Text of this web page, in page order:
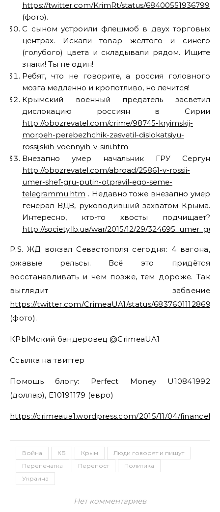
https://twitter.com/KrimRt/status/
(фото).
С сыном устроили флешмоб в двух торговых
центрах. Искали товар жёлтого и синего
(голубого) цвета и складывали рядом. Ищите
знаки! Ты не один!
Ребят, что не говорите, а россия головного
мозга медленно и кропотливо, но лечится!
Крымский военный предатель засветил
дислокацию россиян в Сирии
http://obozrevatel.com/crime/98745-kryimskij-
morpeh-perebezhchik-zasvetil-dislokatsiyu-
rossijskih-voennyih-v-sirii.htm
Внезапно умер начальник ГРУ Сергун
http://obozrevatel.com/abroad/25861-v-rossii-
umer-shef-gru-putin-otpravil-ego-seme-
telegrammu.htm . Недавно тоже внезапно умер
генерал ВДВ, руководивший захватом Крыма.
Интересно, кто-то хвосты подчищает?
http://society.lb.ua/war/2015/12/29/
P.S. ЖД вокзал Севастополя сегодня: 4 вагона,
ржавые рельсы. Всё это придётся
восстанавливать и чем позже, тем дороже. Так
выглядит забвение
https://twitter.com/CrimeaUA1/status/
(фото).
КРЫМский бандеровец @CrimeaUA1
Ссылка на твиттер
Помощь блогу: Perfect Money U10841992
(доллар), E10191179 (евро)
https://crimeaua1.wordpress.com/2015/11/04/
Война КБ Крым
Люди говорят и пишут
Перепечатка
Перепост
Политика
Украина
Нет комментариев